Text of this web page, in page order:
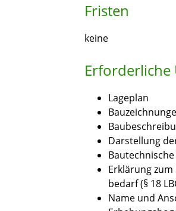
Fristen
keine
Erforderliche
Lageplan
Darstellung
Erklärung
bedarf (§ 18
Name und